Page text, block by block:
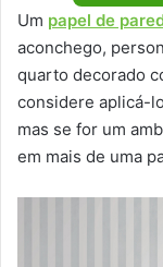
Um papel de
aconchego,
quarto decorado
considere aplicá-
mas se for um
em mais de uma